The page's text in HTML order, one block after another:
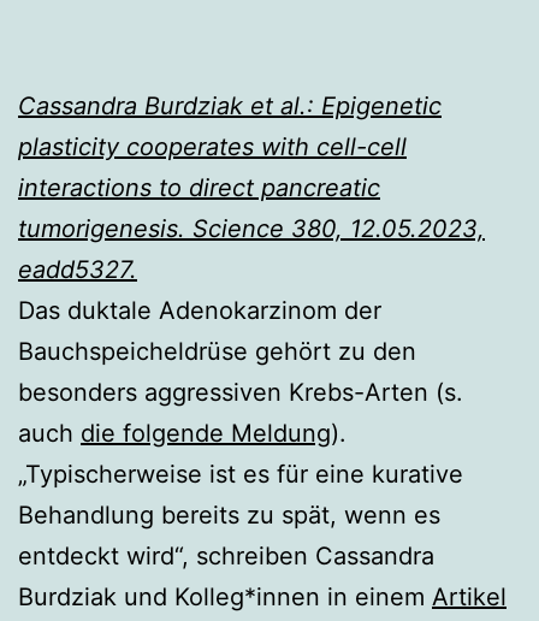
Cassandra Burdziak et al.: Epigenetic
plasticity cooperates with cell-cell
interactions to direct pancreatic
tumorigenesis. Science 380, 12.05.2023,
eadd5327.
Das duktale Adenokarzinom der
Bauchspeicheldrüse gehört zu den
besonders aggressiven Krebs-Arten (s.
auch die folgende Meldung).
„Typischerweise ist es für eine kurative
Behandlung bereits zu spät, wenn es
entdeckt wird“, schreiben Cassandra
Burdziak und Kolleg*innen in einem Artikel